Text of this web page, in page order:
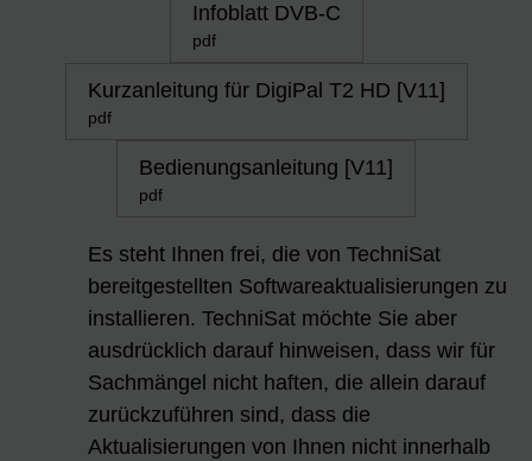
Infoblatt DVB-C
pdf
Kurzanleitung für DigiPal T2 HD [V11]
pdf
Bedienungsanleitung [V11]
pdf
Es steht Ihnen frei, die von TechniSat
bereitgestellten Softwareaktualisierungen zu
installieren. TechniSat möchte Sie aber
ausdrücklich darauf hinweisen, dass wir für
Sachmängel nicht haften, die allein darauf
zurückzuführen sind, dass die
Aktualisierungen von Ihnen nicht innerhalb